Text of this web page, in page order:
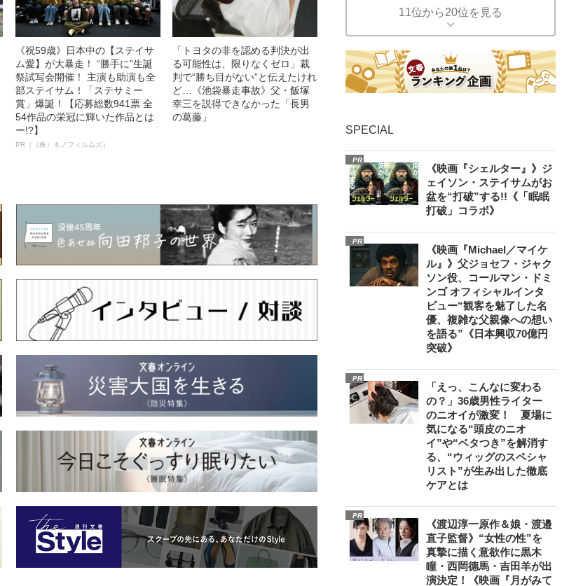
《祝59歳》日本中の【ステイサ
ム愛】が大暴走！ “勝手に”生誕
祭試写会開催！ 主演も助演も全
部ステイサム！「ステサミー
賞」爆誕！【応募総数941票 全
54作品の栄冠に輝いた作品とは
ー!?】
PR（（株）キノフィルムズ）
「トヨタの非を認める判決が出
る可能性は、限りなくゼロ」裁
判で“勝ち目がない”と伝えたけれ
ど…《池袋暴走事故》父・飯塚
幸三を説得できなかった「長男
の葛藤」
11位から20位を見る
SPECIAL
PR
《映画『シェルター』》ジ
ェイソン・ステイサムがお
盆を“打破”する!!《「眠眠
打破」コラボ》
PR
《映画『Michael／マイケ
ル』》父ジョセフ・ジャク
ソン役、コールマン・ドミ
ンゴ オフィシャルインタ
ビュー“観客を魅了した名
優、複雑な父親像への想い
を語る”《日本興収70億円
突破》
PR
「えっ、こんなに変わる
の？」36歳男性ライター
のニオイが激変！ 夏場に
気になる“頭皮のニオ
イ”や“ベタつき”を解消す
る、“ウィッグのスペシャ
リスト”が生み出した徹底
ケアとは
PR
《渡辺淳一原作＆娘・渡邉
直子監督》“女性の性”を
真摯に描く意欲作に黒木
瞳・西岡德馬・吉田羊が出
演決定！《映画『月がみて